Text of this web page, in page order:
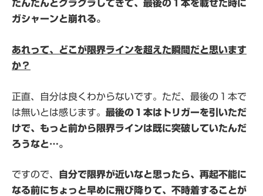
だんだんとグラグラしてきて、最後の１本を載せた時に
ガシャーンと崩れる。
あれって、どこが限界ラインを超えた瞬間だと思います
か？
正直、自分は良くわからないです。ただ、最後の１本で
は無いとは感じます。 最後の１本はトリガーを引いただ
けで、もっと前から限界ラインは既に突破していたんだ
ろうなと…。
ですので、
自分で限界が近いなと思ったら、再起不能に
なる前にちょっと早めに飛び降りて、不時着することが